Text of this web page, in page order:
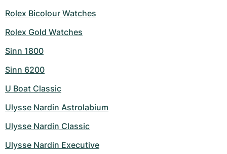
Rolex Bicolour Watches
Rolex Gold Watches
Sinn 1800
Sinn 6200
U Boat Classic
Ulysse Nardin Astrolabium
Ulysse Nardin Classic
Ulysse Nardin Executive